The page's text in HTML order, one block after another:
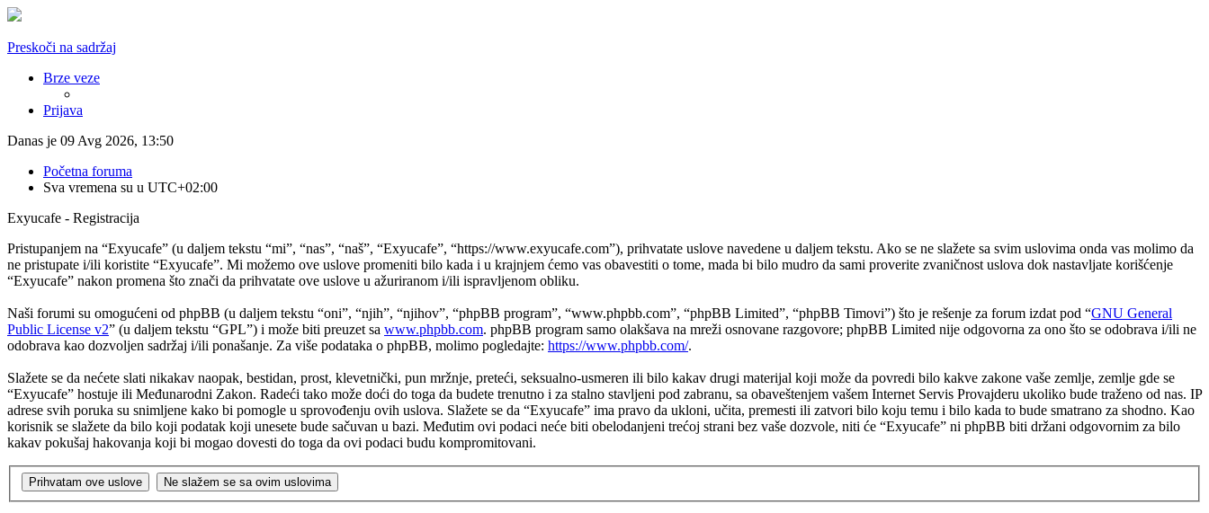
Preskoči na sadržaj
Brze veze
Prijava
Danas je 09 Avg 2026, 13:50
Početna foruma
Sva vremena su u UTC+02:00
Exyucafe - Registracija
Pristupanjem na “Exyucafe” (u daljem tekstu “mi”, “nas”, “naš”, “Exyucafe”, “https://www.exyucafe.com”), prihvatate uslove navedene u daljem tekstu. Ako se ne slažete sa svim uslovima onda vas molimo da
ne pristupate i/ili koristite “Exyucafe”. Mi možemo ove uslove promeniti bilo kada i u krajnjem ćemo vas obavestiti o tome, mada bi bilo mudro da sami proverite zvaničnost uslova dok nastavljate korišćenje
“Exyucafe” nakon promena što znači da prihvatate ove uslove u ažuriranom i/ili ispravljenom obliku.
Naši forumi su omogućeni od phpBB (u daljem tekstu “oni”, “njih”, “njihov”, “phpBB program”, “www.phpbb.com”, “phpBB Limited”, “phpBB Timovi”) što je rešenje za forum izdat pod “GNU General
Public License v2” (u daljem tekstu “GPL”) i može biti preuzet sa www.phpbb.com. phpBB program samo olakšava na mreži osnovane razgovore; phpBB Limited nije odgovorna za ono što se odobrava i/ili ne
odobrava kao dozvoljen sadržaj i/ili ponašanje. Za više podataka o phpBB, molimo pogledajte: https://www.phpbb.com/.
Slažete se da nećete slati nikakav naopak, bestidan, prost, klevetnički, pun mržnje, preteći, seksualno-usmeren ili bilo kakav drugi materijal koji može da povredi bilo kakve zakone vaše zemlje, zemlje gde se
“Exyucafe” hostuje ili Međunarodni Zakon. Radeći tako može doći do toga da budete trenutno i za stalno stavljeni pod zabranu, sa obaveštenjem vašem Internet Servis Provajderu ukoliko bude traženo od nas. IP
adrese svih poruka su snimljene kako bi pomogle u sprovođenju ovih uslova. Slažete se da “Exyucafe” ima pravo da ukloni, učita, premesti ili zatvori bilo koju temu i bilo kada to bude smatrano za shodno. Kao
korisnik se slažete da bilo koji podatak koji unesete bude sačuvan u bazi. Međutim ovi podaci neće biti obelodanjeni trećoj strani bez vaše dozvole, niti će “Exyucafe” ni phpBB biti držani odgovornim za bilo
kakav pokušaj hakovanja koji bi mogao dovesti do toga da ovi podaci budu kompromitovani.